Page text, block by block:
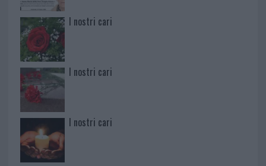
I nostri cari
I nostri cari
I nostri cari